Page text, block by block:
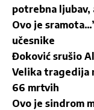
potrebna ljubav,
Ovo je
učesnike
Đoković srušio
Velika tragedija
66 mrtvih
Ovo je sindrom